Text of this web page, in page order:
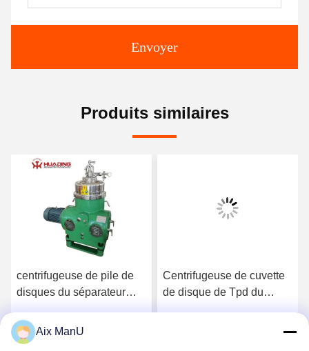
Envoyer
Produits similaires
centrifugeuse de pile de
disques du séparateur
10000L H TUV
Centrifugeuse de cuvette
de disque de Tpd du
Aix ManU